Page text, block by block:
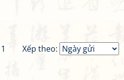
Xếp theo: